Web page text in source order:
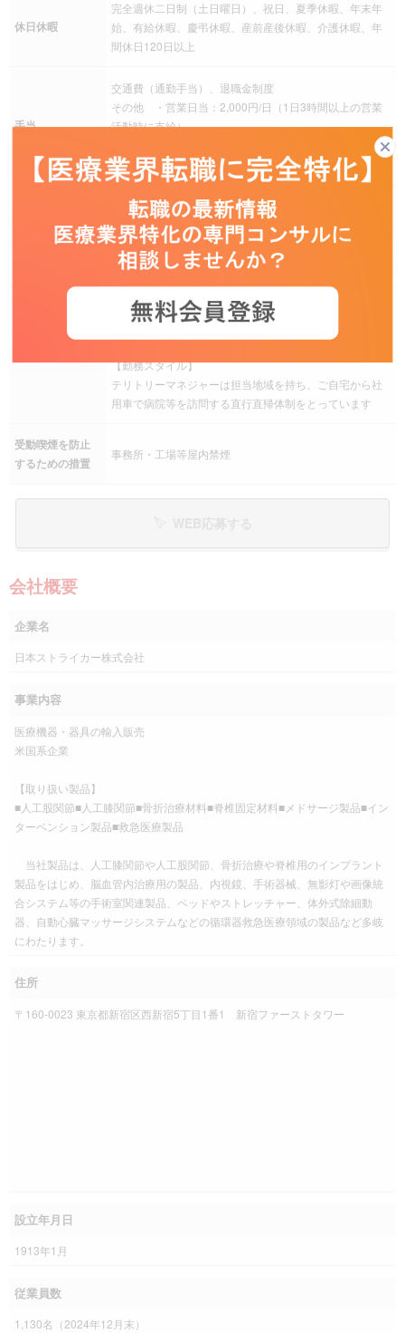
休日休暇
完全週休二日制（土日曜日）、祝日、夏季休暇、年末年
始、有給休暇、慶弔休暇、産前産後休暇、介護休暇、年
間休日120日以上
手当
交通費（通勤手当）、退職金制度
その他 ・営業日当：2,000円/日（1日3時間以上の営業
活動時に支給）
・社用車貸与（会社負担にて駐車場を自宅近辺に賃貸）
健康保険、厚生年金保険、雇用保険、労災保険
育児支援制度、介護支援制度、社宅・家賃補助制度、財
形貯蓄、福利厚生サービス加入
担当エリア：関東(東京都、埼玉県、栃木県、群馬県、新
潟県)
【勤務スタイル】
テリトリーマネジャーは担当地域を持ち、ご自宅から社
用車で病院等を訪問する直行直帰体制をとっています
受動喫煙を防止
するための措置
事務所・工場等屋内禁煙
会社概要
企業名
日本ストライカー株式会社
事業内容
医療機器・器具の輸入販売
米国系企業
【取り扱い製品】
■人工股関節■人工膝関節■骨折治療材料■脊椎固定材料■メドサージ製品■イン
ターベンション製品■救急医療製品
当社製品は、人工膝関節や人工股関節、骨折治療や脊椎用のインプラント
製品をはじめ、脳血管内治療用の製品、内視鏡、手術器械、無影灯や画像統
合システム等の手術室関連製品、ベッドやストレッチャー、体外式除細動
器、自動心臓マッサージシステムなどの循環器救急医療領域の製品など多岐
にわたります。
住所
〒160-0023 東京都新宿区西新宿5丁目1番1 新宿ファーストタワー
設立年月日
1913年1月
従業員数
1,130名（2024年12月末）